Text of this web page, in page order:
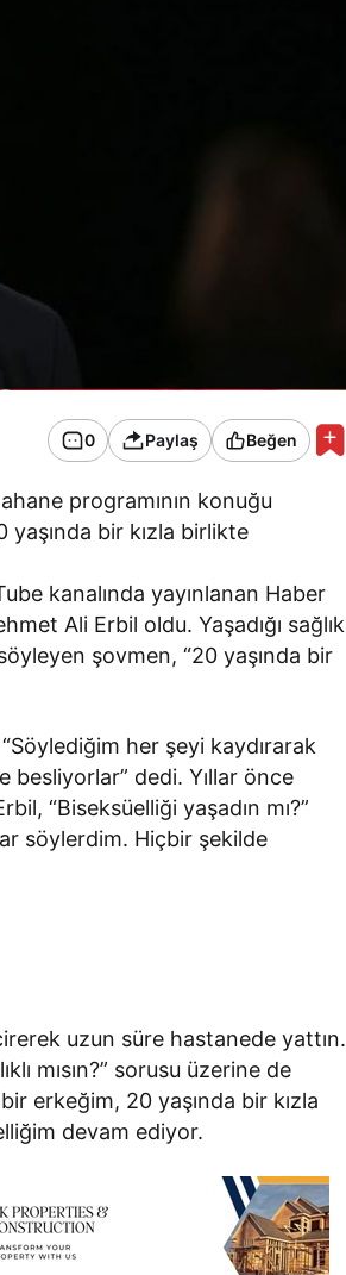
0 Paylaş Beğen
programının konuğu
yaşında bir kızla birlikte
kanalında yayınlanan Haber
Ali Erbil oldu. Yaşadığı sağlık
şovmen, “20 yaşında bir
her şeyi kaydırarak
besliyorlar” dedi. Yıllar önce
“Biseksüelliği yaşadın mı?”
söylerdim. Hiçbir şekilde
uzun süre hastanede yattın.
mısın?” sorusu üzerine de
bir erkeğim, 20 yaşında bir kızla
devam ediyor.